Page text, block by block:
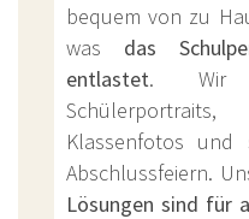
bequem von zu
was das
entlastet. Wir
Klassenfotos und
Abschlussfeiern.
Lösungen sind für